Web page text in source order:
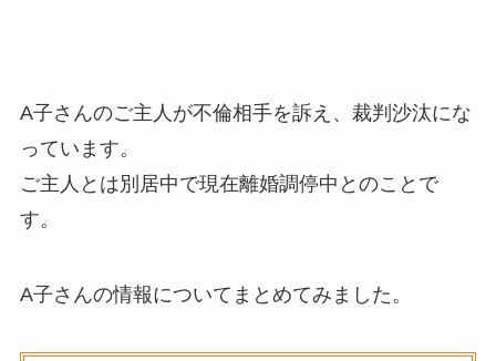
A子さんのご主人が不倫相手を訴え、裁判沙汰にな
っています。
ご主人とは別居中で現在離婚調停中とのことで
す。
A子さんの情報についてまとめてみました。